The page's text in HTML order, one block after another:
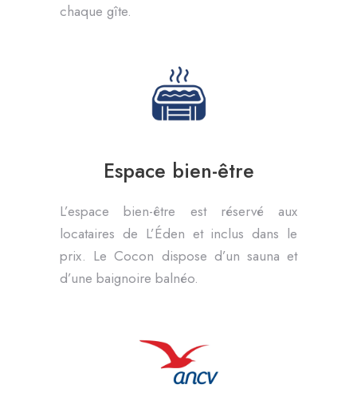
chaque gîte.
Espace bien-être
L’espace bien-être est réservé aux
locataires de L’Éden et inclus dans le
prix. Le Cocon dispose d’un sauna et
d’une baignoire balnéo.